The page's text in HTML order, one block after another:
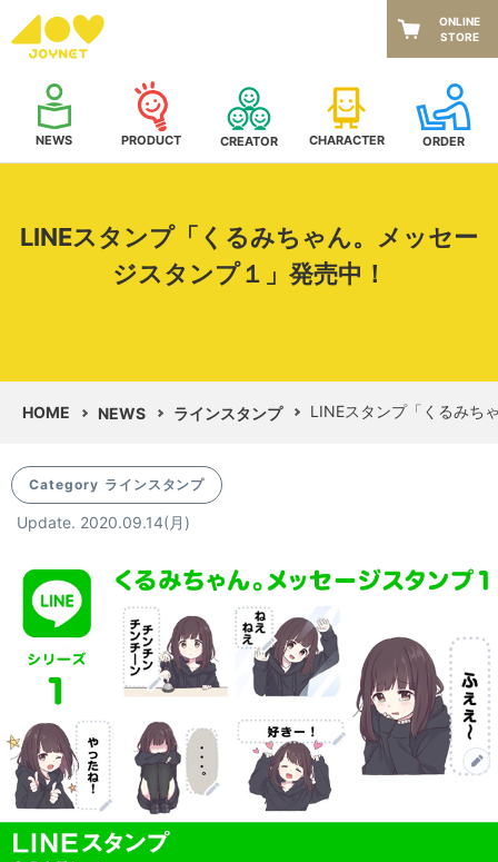
NEWS PRODUCT CREATOR CHARACTER ORDER
ONLINE
STORE
LINEスタンプ「くるみちゃん。メッセー
ジスタンプ１」発売中！
HOME NEWS ラインスタンプ LINEスタンプ「くるみち
Category ラインスタンプ
Update. 2020.09.14(月)